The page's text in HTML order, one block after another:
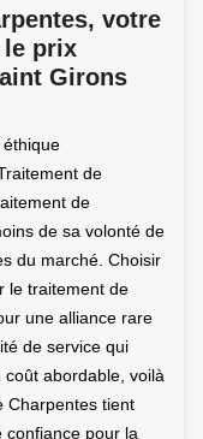
votre
le prix
Girons
de
de
de sa volonté de
du marché. Choisir
le traitement de
une alliance rare
de service qui
abordable, voilà
Charpentes tient
confiance pour la